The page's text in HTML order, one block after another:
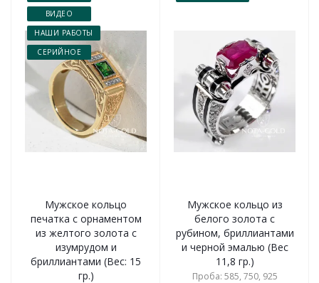
ВИДЕО
НАШИ РАБОТЫ
СЕРИЙНОЕ
Мужское кольцо
печатка с орнаментом
из желтого золота с
изумрудом и
бриллиантами (Вес: 15
гр.)
Мужское кольцо из
белого золота с
рубином, бриллиантами
и черной эмалью (Вес
11,8 гр.)
Проба: 585, 750, 925